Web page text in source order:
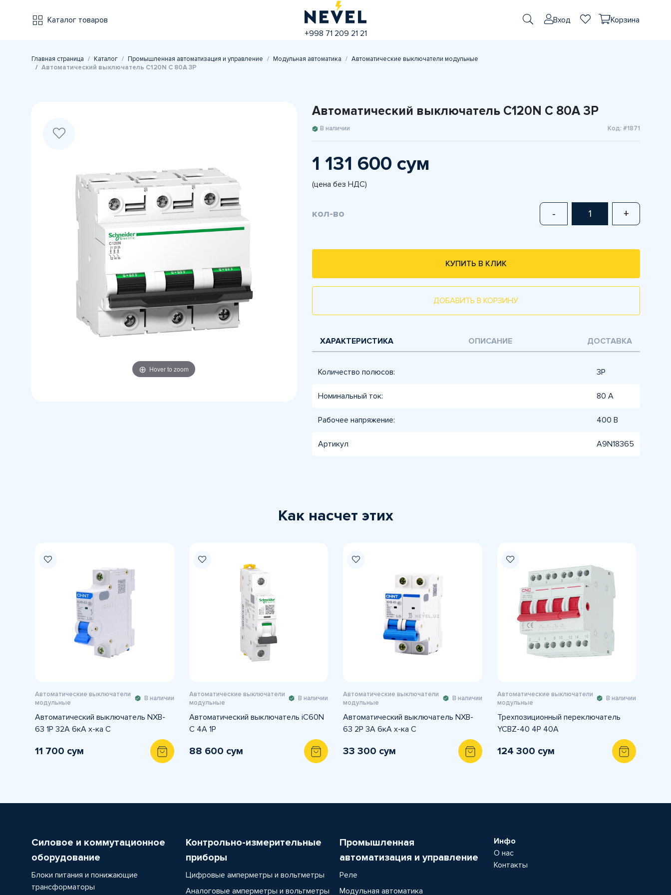
Каталог товаров
+998 71 209 21 21
Вход Корзина
Главная страница Каталог Промышленная автоматизация и управление Модульная автоматика
Автоматические выключатели модульные
Автоматический выключатель C120N C 80A 3P
Hover to zoom
Автоматический выключатель C120N C 80A 3P
В наличии Код: #1871
1 131 600 сум
(цена без НДС)
кол-во - +
КУПИТЬ В КЛИК
ДОБАВИТЬ В КОРЗИНУ
ХАРАКТЕРИСТИКА ОПИСАНИЕ ДОСТАВКА
Количество полюсов: 3P
Номинальный ток: 80 А
Рабочее напряжение: 400 В
Артикул A9N18365
Как насчет этих
Автоматические выключатели
модульные
В наличии
Автоматический выключатель NXB-
63 1P 32A 6кА х-ка С
11 700 сум
Автоматические выключатели
модульные
В наличии
Автоматический выключатель iC60N
C 4A 1P
88 600 сум
Автоматические выключатели
модульные
В наличии
Автоматический выключатель NXB-
63 2P 3A 6кА х-ка С
33 300 сум
Автоматические выключатели
модульные
В наличии
Трехпозиционный переключатель
YCBZ-40 4Р 40A
124 300 сум
Силовое и коммутационное
оборудование
Блоки питания и понижающие
трансформаторы
Контрольно-измерительные
приборы
Цифровые амперметры и вольтметры
Аналоговые амперметры и вольтметры
Промышленная
автоматизация и управление
Реле
Модульная автоматика
Инфо
О нас
Контакты